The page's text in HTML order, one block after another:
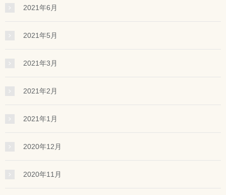
2021年6月
2021年5月
2021年3月
2021年2月
2021年1月
2020年12月
2020年11月